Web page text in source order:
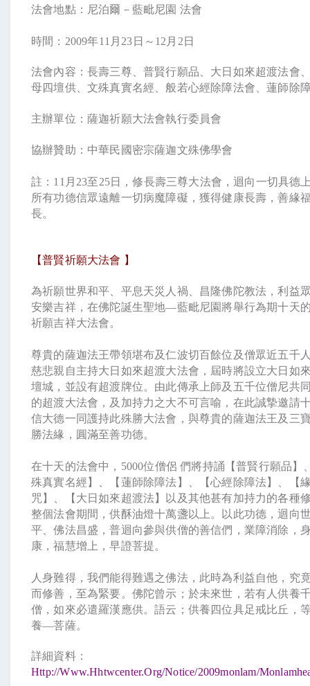
法會地點：尼泊爾－藍毗尼園 法會
時間： 2009年11 月 23 日 ～ 12 月 2 日
法會內容：長壽三尊、普賢行願品、大日如來超渡法會
母四壇供、文殊真實名經、般若心經除障法會、蓮師除
主辦單位：薩迦祈願大法會執行委員會
協辦贊助：中華民國密宗薩迦文殊佛學會
註： 11 月 23至25日，修長壽三尊大法會，迴向一切具德
所有功德信眾遠離一切病魔障礙，獲得健康長壽，善緣
長。
【普賢祈願大法會 】
為祈願世界和平、平息天災人禍、昌隆佛陀教法，利益
安樂吉祥，在佛陀誕生聖地—藍毗尼園將舉行為期十天
祈願吉祥大法會。
尊貴的薩迦法王帶領堪布及仁波切百餘位及僧眾近五千
慈悲親自主持大日如來超渡大法會，屆時將設立大日如
壇城，並設有超渡牌位。由此傳承上師及五千位僧尼共
的超渡大法會，及加持力之大不可言喻，在此誠摯邀請
信大德一同護持此殊勝大法會，與尊貴的薩迦法王及三
勝法緣，圓滿至善功德。
在十天的法會中， 5000位僧侶 們將持誦【普賢行願品】
殊真實名經】、【蓮師除障法】、【心經除障法】、【
咒】、【大日如來超渡法】以及其他甚有加持力的各種
整個法會期間，供酥油燈十萬盞以上。以此功德，迴向
平、佛法昌盛，普迴向參與供僧的善信們，業障消除，
康，福慧增上，早證菩提。
人身難得，我們能得難遇之佛法，此時為利益自他，究
而修善，至為緊要。佛陀曾示；於未來世，若有人供養
僧，如來必遣羅漢應供。語云；供養四位具足戒比丘，
養—菩薩。
詳細資料：
Http://www.hhtwcenter.org/notice/2009monlam/